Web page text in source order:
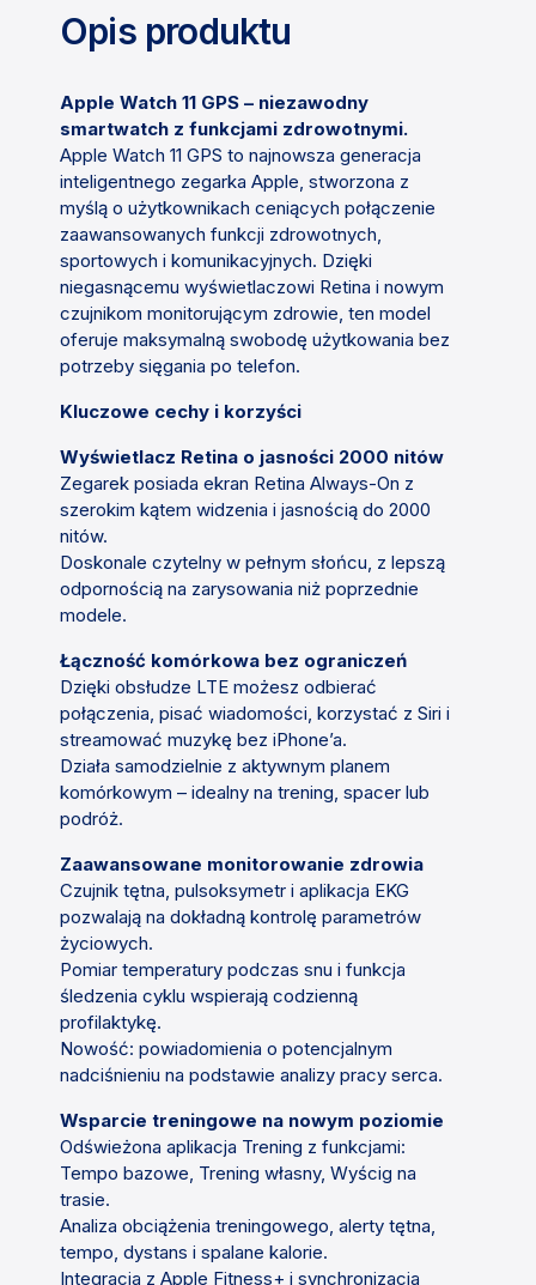
Opis produktu
Apple Watch 11 GPS – niezawodny
smartwatch z funkcjami zdrowotnymi.
Apple Watch 11 GPS to najnowsza generacja
inteligentnego zegarka Apple, stworzona z
myślą o użytkownikach ceniących połączenie
zaawansowanych funkcji zdrowotnych,
sportowych i komunikacyjnych. Dzięki
niegasnącemu wyświetlaczowi Retina i nowym
czujnikom monitorującym zdrowie, ten model
oferuje maksymalną swobodę użytkowania bez
potrzeby sięgania po telefon.
Kluczowe cechy i korzyści
Wyświetlacz Retina o jasności 2000 nitów
Zegarek posiada ekran Retina Always-On z
szerokim kątem widzenia i jasnością do 2000
nitów.
Doskonale czytelny w pełnym słońcu, z lepszą
odpornością na zarysowania niż poprzednie
modele.
Łączność komórkowa bez ograniczeń
Dzięki obsłudze LTE możesz odbierać
połączenia, pisać wiadomości, korzystać z Siri i
streamować muzykę bez iPhone’a.
Działa samodzielnie z aktywnym planem
komórkowym – idealny na trening, spacer lub
podróż.
Zaawansowane monitorowanie zdrowia
Czujnik tętna, pulsoksymetr i aplikacja EKG
pozwalają na dokładną kontrolę parametrów
życiowych.
Pomiar temperatury podczas snu i funkcja
śledzenia cyklu wspierają codzienną
profilaktykę.
Nowość: powiadomienia o potencjalnym
nadciśnieniu na podstawie analizy pracy serca.
Wsparcie treningowe na nowym poziomie
Odświeżona aplikacja Trening z funkcjami:
Tempo bazowe, Trening własny, Wyścig na
trasie.
Analiza obciążenia treningowego, alerty tętna,
tempo, dystans i spalane kalorie.
Integracja z Apple Fitness+ i synchronizacja